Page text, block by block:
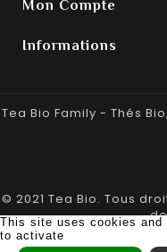
Mon Compte
Informations
Tea Bio Family - Thés
© 2021 Tea Bio. Tous
This site uses cookies and
to activate